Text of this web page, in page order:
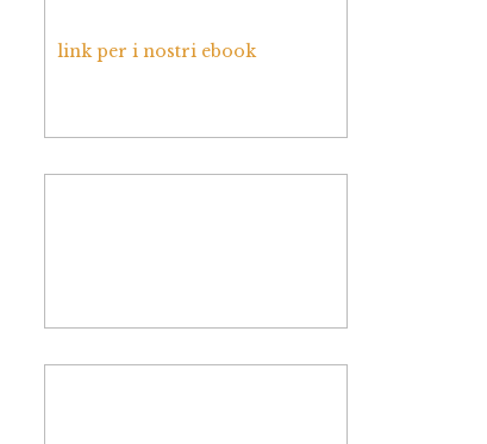
link per i nostri ebook